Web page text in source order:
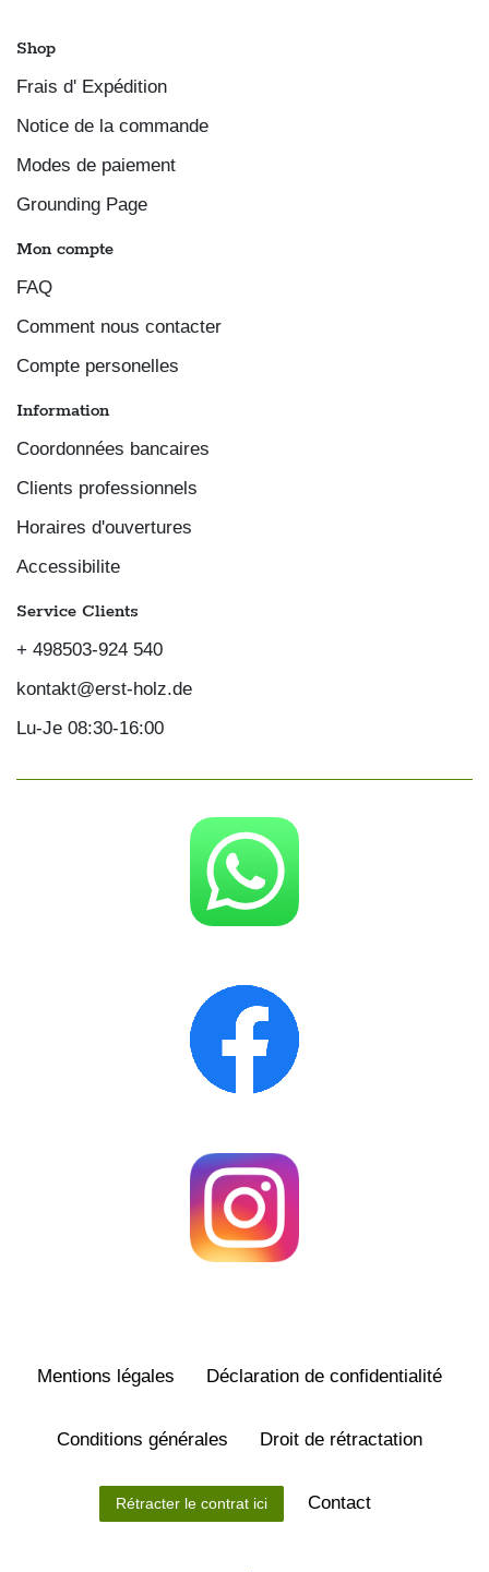
Shop
Frais d' Expédition
Notice de la commande
Modes de paiement
Grounding Page
Mon compte
FAQ
Comment nous contacter
Compte personelles
Information
Coordonnées bancaires
Clients professionnels
Horaires d'ouvertures
Accessibilite
Service Clients
+ 498503-924 540
kontakt@erst-holz.de
Lu-Je 08:30-16:00
Mentions légales Déclaration de confidentialité
Conditions générales Droit de rétractation
Rétracter le contrat ici Contact